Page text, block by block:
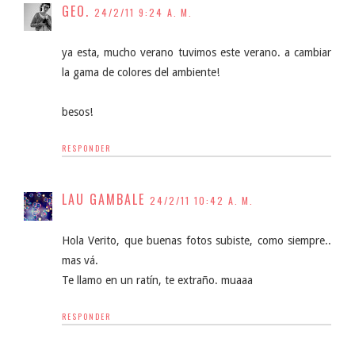
GEO. 24/2/11 9:24 A. M.
ya esta, mucho verano tuvimos este verano. a cambiar
la gama de colores del ambiente!
besos!
RESPONDER
LAU GAMBALE 24/2/11 10:42 A. M.
Hola Verito, que buenas fotos subiste, como siempre..
mas vá.
Te llamo en un ratín, te extraño. muaaa
RESPONDER